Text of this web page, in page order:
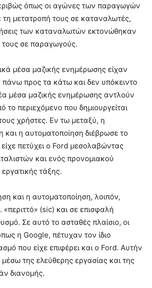
όπως οι αγώνες των παραγωγών
μετατροπή τους σε καταναλωτές,
των καταναλωτών εκτονώθηκαν
τους σε παραγωγούς.
μέσα μαζικής ενημέρωσης είχαν
προς τα κάτω και δεν υπόκειντο
μέσα μαζικής ενημέρωσης αντλούν
το περιεχόμενο που δημιουργείται
χρήστες. Εν τω μεταξύ, η
και η αυτοματοποίηση διέβρωσε το
πετύχει ο Ford μεσολαβώντας
και ενός προνομιακού
τάξης.
και η αυτοματοποίηση, λοιπόν,
(sic) και σε επισφαλή
Σε αυτό το ασταθές πλαίσιο, οι
η Google, πέτυχαν τον ίδιο
που είχε επιφέρει και ο Ford. Αυτήν
της ελεύθερης εργασίας και της
διανομής.